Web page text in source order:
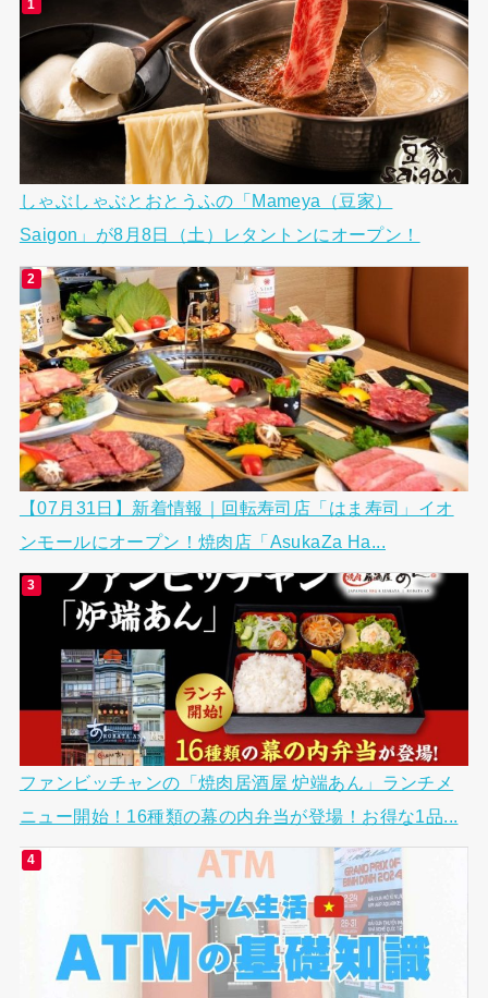
しゃぶしゃぶとおとうふの「Mameya（豆家）
Saigon」が8月8日（土）レタントンにオープン！
【07月31日】新着情報｜回転寿司店「はま寿司」イオ
ンモールにオープン！焼肉店「AsukaZa Ha...
ファンビッチャンの「焼肉居酒屋 炉端あん」ランチメ
ニュー開始！16種類の幕の内弁当が登場！お得な1品...